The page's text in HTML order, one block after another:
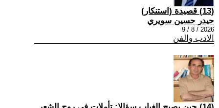
(13) قصيدة (استنكار)
حيدر حسين سويري
2026 / 8 / 9
الادب والفن